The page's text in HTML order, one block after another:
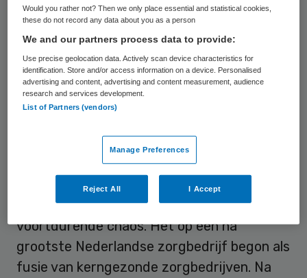
Meavita binnen twee jaar
bankroet door eigen chaos
Het ministerie van Volksgezondheid wijt het
fusies razendsnel gegroeide concern, met
100.000 cliënten en 20.000 medewerkers,
verkeerde in de twee jaar van zijn bestaan
financieel en organisatorisch in
voortdurende chaos. Het op een na
grootste Nederlandse zorgbedrijf begon als
fusie van kerngezonde zorgbedrijven. Na
Would you rather not? Then we only place essential and statistical cookies,
these do not record any data about you as a person
We and our partners process data to provide:
Use precise geolocation data. Actively scan device characteristics for
identification. Store and/or access information on a device. Personalised
advertising and content, advertising and content measurement, audience
research and services development.
List of Partners (vendors)
Manage Preferences
Reject All I Accept